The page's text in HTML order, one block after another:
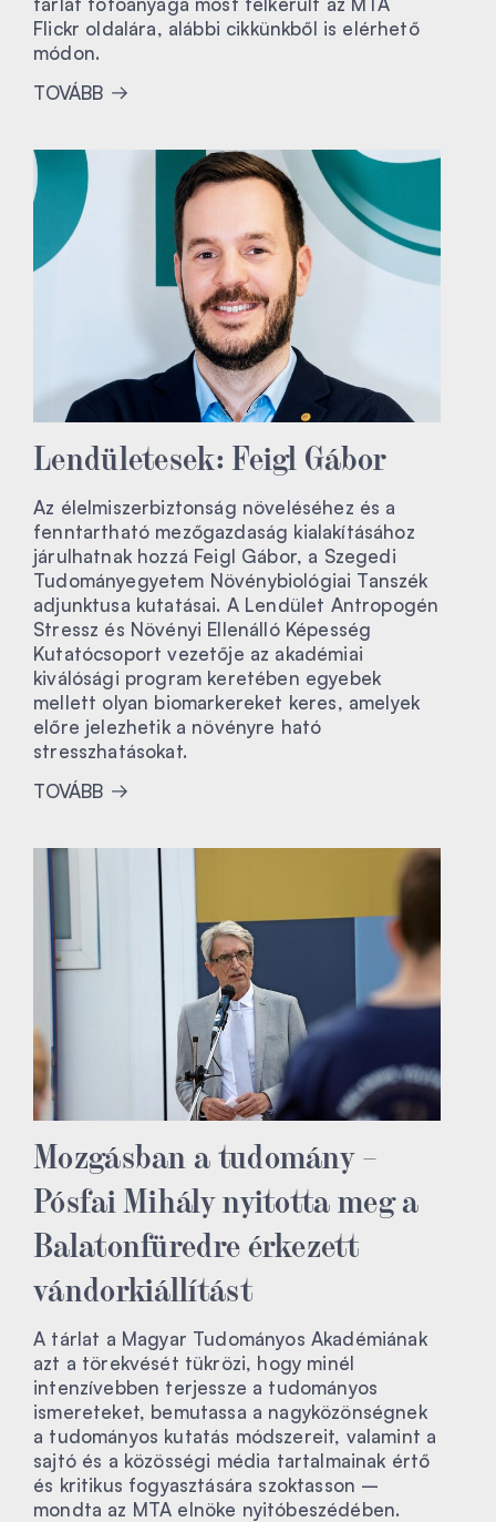
Flickr oldalára, alábbi cikkünkből is elérhető
módon.
TOVÁBB
Lendületesek: Feigl Gábor
Az élelmiszerbiztonság növeléséhez és a
fenntartható mezőgazdaság kialakításához
járulhatnak hozzá Feigl Gábor, a Szegedi
Tudományegyetem Növénybiológiai Tanszék
adjunktusa kutatásai. A Lendület Antropogén
Stressz és Növényi Ellenálló Képesség
Kutatócsoport vezetője az akadémiai
kiválósági program keretében egyebek
mellett olyan biomarkereket keres, amelyek
előre jelezhetik a növényre ható
stresszhatásokat.
TOVÁBB
Mozgásban a tudomány –
Pósfai Mihály nyitotta meg a
Balatonfüredre érkezett
vándorkiállítást
A tárlat a Magyar Tudományos Akadémiának
azt a törekvését tükrözi, hogy minél
intenzívebben terjessze a tudományos
ismereteket, bemutassa a nagyközönségnek
a tudományos kutatás módszereit, valamint a
sajtó és a közösségi média tartalmainak értő
és kritikus fogyasztására szoktasson –
mondta az MTA elnöke nyitóbeszédében.